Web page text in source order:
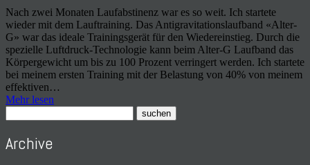
Nach zwei Monaten Laufabstinenz war es so weit. Ich startete
wieder mit dem Lauftraining. Das Antigravitationslaufband «Alter-
G» war das ideale Trainingsgerät für den Wiedereinstieg. Durch die
spezielle Luftdruck-Technologie kann beim Alter-G Laufband das
Körpergewicht um bis zu 100 Prozent verringert werden. Ich startete
bei meinem ersten Training mit der Belastung von 40% von meinem
effektiven…
Mehr lesen
Archive